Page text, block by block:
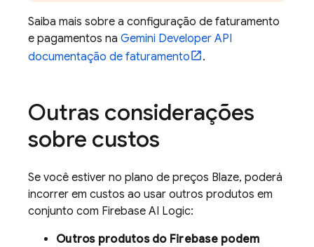
Saiba mais sobre a configuração de faturamento
e pagamentos na Gemini Developer API
documentação de faturamento
.
Outras considerações
sobre custos
Se você estiver no plano de preços Blaze, poderá
incorrer em custos ao usar outros produtos em
conjunto com Firebase AI Logic:
Outros produtos do Firebase podem